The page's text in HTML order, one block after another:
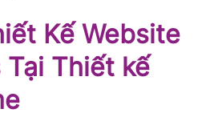
Kế Website
Tại Thiết kế